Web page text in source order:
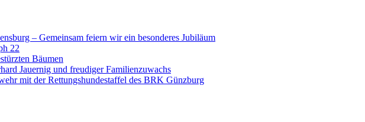
– Gemeinsam feiern wir ein besonderes Jubiläum
22
Bäumen
Jauernig und freudiger Familienzuwachs
mit der Rettungshundestaffel des BRK Günzburg